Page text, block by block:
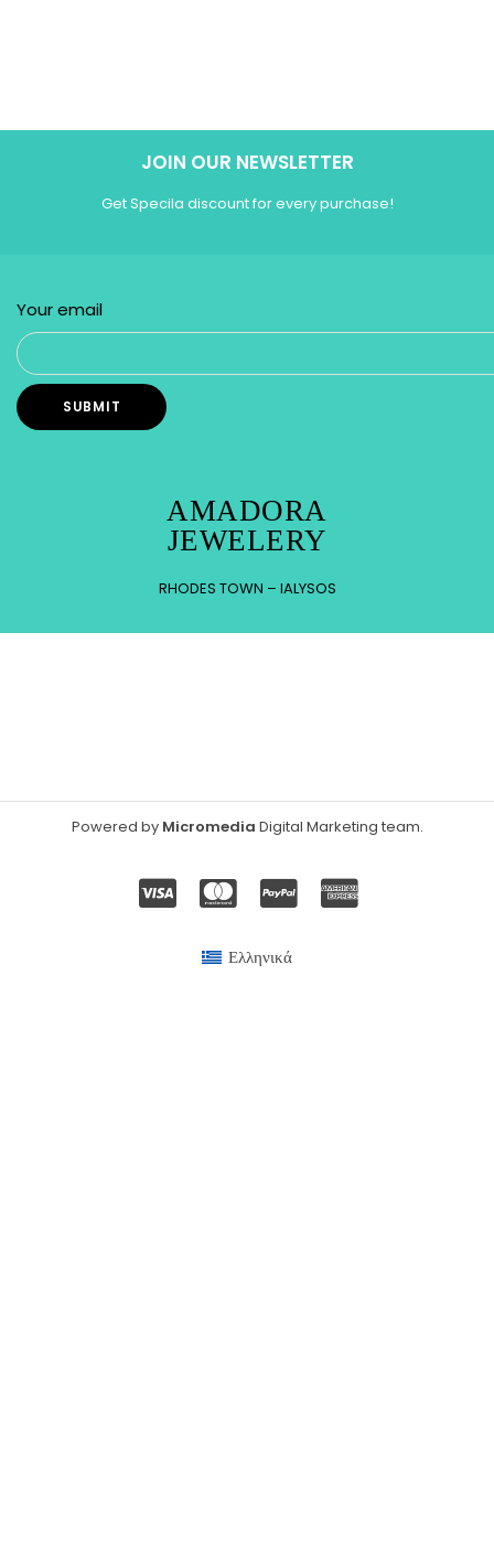
JOIN OUR NEWSLETTER
Get Specila discount for every purchase!
Your email
AMADORA
JEWELERY
RHODES TOWN – IALYSOS
Powered by Micromedia Digital Marketing team.
Ελληνικά